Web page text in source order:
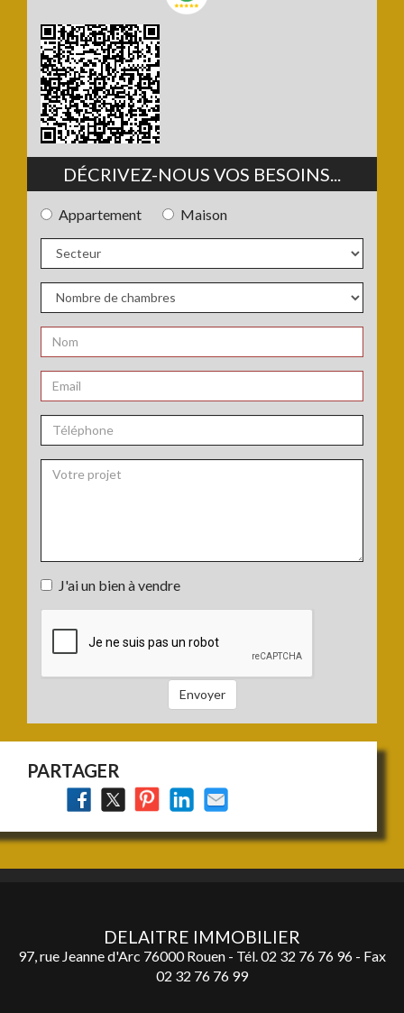
DÉCRIVEZ-NOUS VOS BESOINS...
Appartement
Maison
de
bien
de
chambres
*
*
projet
:
J'ai un bien à vendre
Envoyer
PARTAGER
DELAITRE IMMOBILIER
97, rue Jeanne d'Arc 76000 Rouen - Tél. 02 32 76 76 96 - Fax
02 32 76 76 99